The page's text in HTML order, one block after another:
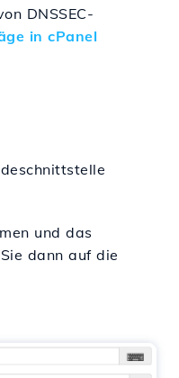
DNSSEC-
in cPanel
und das
dann auf die